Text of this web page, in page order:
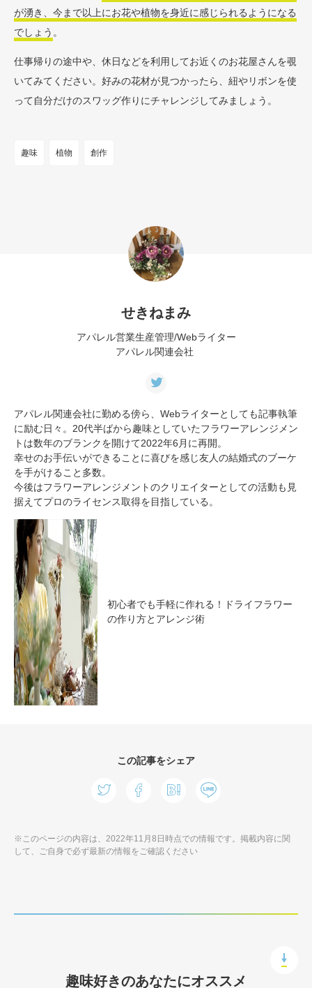
が湧き、今まで以上にお花や植物を身近に感じられるようになる
でしょう 。
仕事帰りの途中や、休日などを利用してお近くのお花屋さんを覗
いてみてください。好みの花材が見つかったら、紐やリボンを使
って自分だけのスワッグ作りにチャレンジしてみましょう。
趣味 植物 創作
せきねまみ
アパレル営業生産管理/Webライター
アパレル関連会社
アパレル関連会社に勤める傍ら、Webライターとしても記事執筆
に励む日々。20代半ばから趣味としていたフラワーアレンジメン
トは数年のブランクを開けて2022年6月に再開。
幸せのお手伝いができることに喜びを感じ友人の結婚式のブーケ
を手がけること多数。
今後はフラワーアレンジメントのクリエイターとしての活動も見
据えてプロのライセンス取得を目指している。
初心者でも手軽に作れる！ドライフラワー
の作り方とアレンジ術
この記事をシェア
※このページの内容は、2022年11月8日時点での情報です。掲載内容に関
して、ご自身で必ず最新の情報をご確認ください
趣味好きのあなたにオススメ